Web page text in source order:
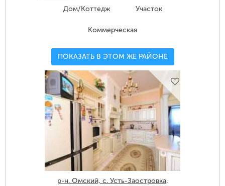
Дом/Коттедж Участок
Коммерческая
ПОКАЗАТЬ В ЭТОМ ЖЕ РАЙОНЕ
р-н. Омский, с. Усть-Заостровка,